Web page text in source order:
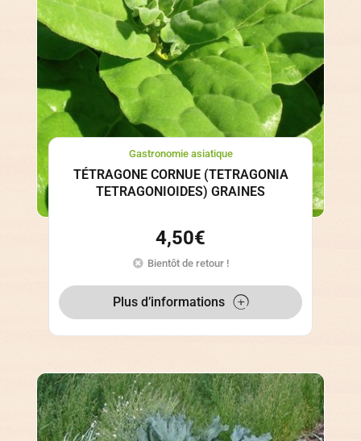
Gastronomie asiatique
TÉTRAGONE CORNUE (TETRAGONIA
TETRAGONIOIDES) GRAINES
4,50€
Bientôt de retour !
Plus d’informations